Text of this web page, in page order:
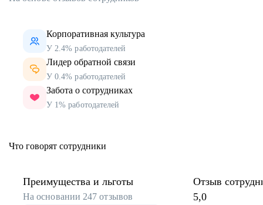
Корпоративная культура
У 2.4% работодателей
Лидер обратной связи
У 0.4% работодателей
Забота о сотрудниках
У 1% работодателей
Что говорят сотрудники
Преимущества и льготы
На основании 247 отзывов
Отзыв
5,0